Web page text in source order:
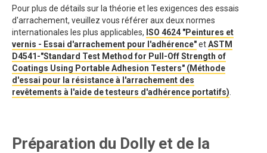
Pour plus de détails sur la théorie et les exigences des essais
d'arrachement, veuillez vous référer aux deux normes
internationales les plus applicables, ISO 4624 "Peintures et
vernis - Essai d'arrachement pour l'adhérence"etASTM
D4541-"Standard Test Method for Pull-Off Strength of
Coatings Using Portable Adhesion Testers" (Méthode
d'essai pour la résistance à l'arrachement des
revêtements à l'aide de testeurs d'adhérence portatifs)
Préparation du Dolly et de la